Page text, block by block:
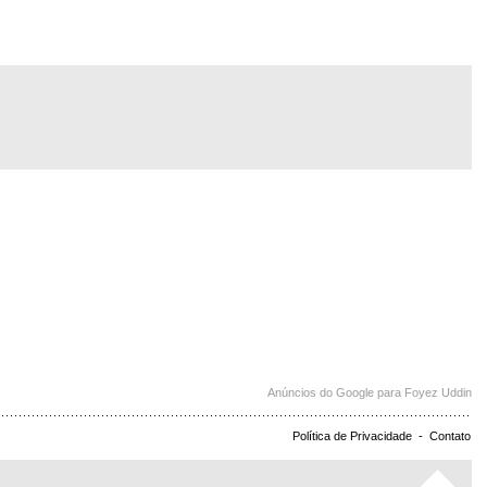
Anúncios do Google para Foyez Uddin
Política de Privacidade - Contato